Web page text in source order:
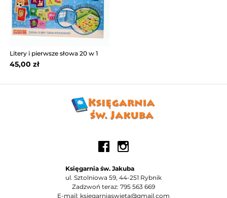
Litery i pierwsze słowa 20 w 1
45,00 zł
Księgarnia św. Jakuba
ul. Sztolniowa 59, 44-251 Rybnik
Zadzwoń teraz: 795 563 669
E-mail: ksiegarniaswieta@gmail.com